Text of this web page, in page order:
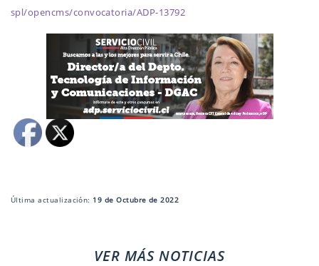
spl/opencms/convocatoria/ADP-13792
Última actualización: 19 de Octubre de 2022
VER MÁS NOTICIAS